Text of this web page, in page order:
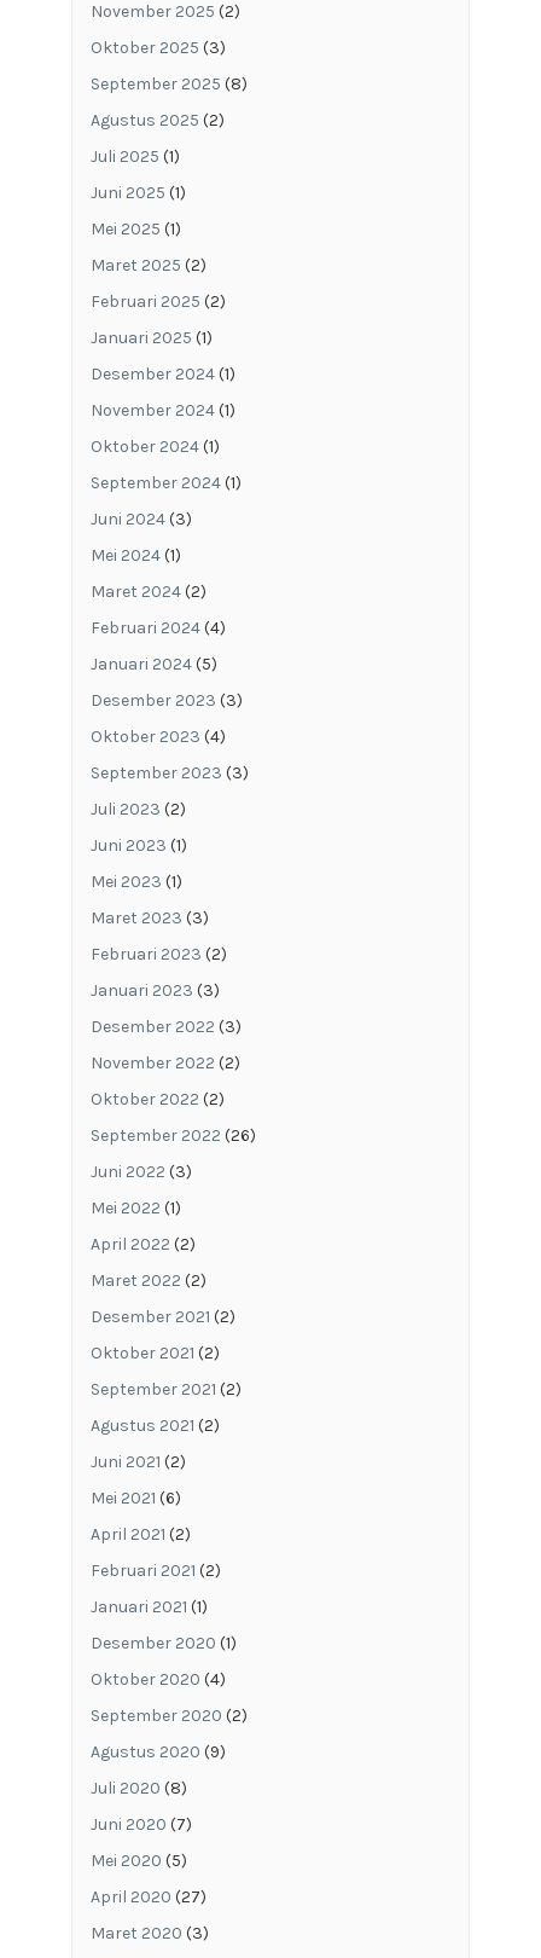
November 2025 (2)
Oktober 2025 (3)
September 2025 (8)
Agustus 2025 (2)
Juli 2025 (1)
Juni 2025 (1)
Mei 2025 (1)
Maret 2025 (2)
Februari 2025 (2)
Januari 2025 (1)
Desember 2024(1)
November 2024(1)
Oktober 2024(1)
September 2024(1)
Juni 2024(3)
Mei 2024(1)
Maret 2024(2)
Februari 2024(4)
Januari 2024(5)
Desember 2023 (3)
Oktober 2023 (4)
September 2023 (3)
Juli 2023 (2)
Juni 2023 (1)
Mei 2023 (1)
Maret 2023 (3)
Februari 2023 (2)
Januari 2023 (3)
Desember 2022 (3)
November 2022 (2)
Oktober 2022 (2)
September 2022 (26)
Juni 2022 (3)
Mei 2022 (1)
April 2022 (2)
Maret 2022 (2)
Desember 2021 (2)
Oktober 2021 (2)
September 2021 (2)
Agustus 2021 (2)
Juni 2021 (2)
Mei 2021 (6)
April 2021 (2)
Februari 2021 (2)
Januari 2021 (1)
Desember 2020 (1)
Oktober 2020 (4)
September 2020 (2)
Agustus 2020 (9)
Juli 2020 (8)
Juni 2020 (7)
Mei 2020 (5)
April 2020 (27)
Maret 2020 (3)